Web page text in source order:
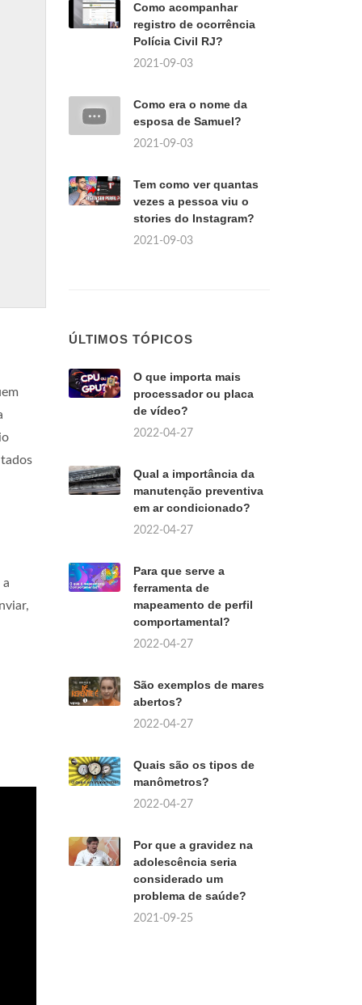
Como acompanhar
registro de ocorrência
Polícia Civil RJ?
2021-09-03
Como era o nome da
esposa de Samuel?
2021-09-03
Tem como ver quantas
vezes a pessoa viu o
stories do Instagram?
2021-09-03
ÚLTIMOS TÓPICOS
O que importa mais
processador ou placa
de vídeo?
2022-04-27
Qual a importância da
manutenção preventiva
em ar condicionado?
2022-04-27
Para que serve a
ferramenta de
mapeamento de perfil
comportamental?
2022-04-27
São exemplos de mares
abertos?
2022-04-27
Quais são os tipos de
manômetros?
2022-04-27
Por que a gravidez na
adolescência seria
considerado um
problema de saúde?
2021-09-25